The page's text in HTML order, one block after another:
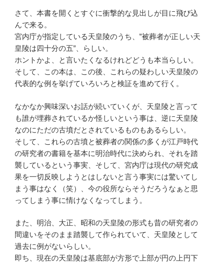
さて、本書を開くとすぐに衝撃的な見出しが目に飛び込
んで来る。
宮内庁が指定している天皇陵のうち、”被葬者が正しい天
皇陵は四十分の五”、らしい。
ホントかよ、と言いたくなるけれどどうも本当らしい。
そして、この本は、この後、これらの疑わしい天皇陵の
代表的な例を挙げていろいろと検証を進めて行く。
なかなか興味深いお話が続いていくが、天皇陵と言って
も誰が埋葬されているか怪しいという事は、逆に天皇陵
なのにただの古墳だとされているものもあるらしい。
そして、これらの古墳と被葬者の関係の多くが江戸時代
の研究者の書籍を基本に明治時代に決められ、それを踏
襲しているという事実、そして、宮内庁は現代の研究成
果を一切反映しようとはしないと言う事実には驚いてし
まう事はなく（笑）、今の役所ならそうだろうなぁと思
ってしまう事に情けなくなってしまう。
また、明治、大正、昭和の天皇陵の形式も昔の研究者の
間違いをそのまま踏襲して作られていて、天皇陵として
過去に例がないらしい。
即ち、現在の天皇陵は基底部が方形で上部が円の上円下